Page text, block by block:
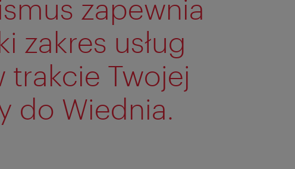
zapewnia
zakres usług
trakcie Twojej
do Wiednia.